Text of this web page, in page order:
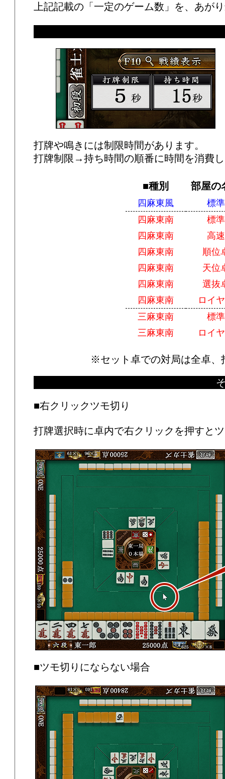
上記記載の「一定のゲーム数」を、あが
打牌や鳴きには制限時間があります。
打牌制限→持ち時間の順番に時間を消費
■種別 部屋の
四麻東風
標準
四麻東南
標準
四麻東南
高速
四麻東南
順位
四麻東南
天位
四麻東南
選抜
四麻東南
ロイ
三麻東南
標準
三麻東南
ロイ
※セット卓での対局は全卓、
■右クリックツモ切り
打牌選択時に卓内で右クリックを押すと
■ツモ切りにならない場合